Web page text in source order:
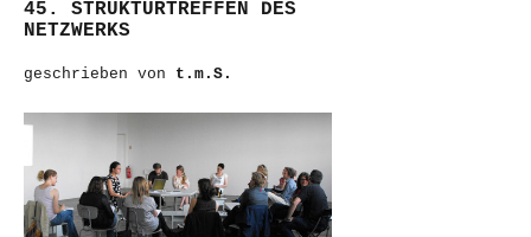
45. STRUKTURTREFFEN DES
NETZWERKS
geschrieben von t.m.S.